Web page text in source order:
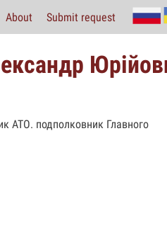
About Submit request
АТО. подполковник Главного